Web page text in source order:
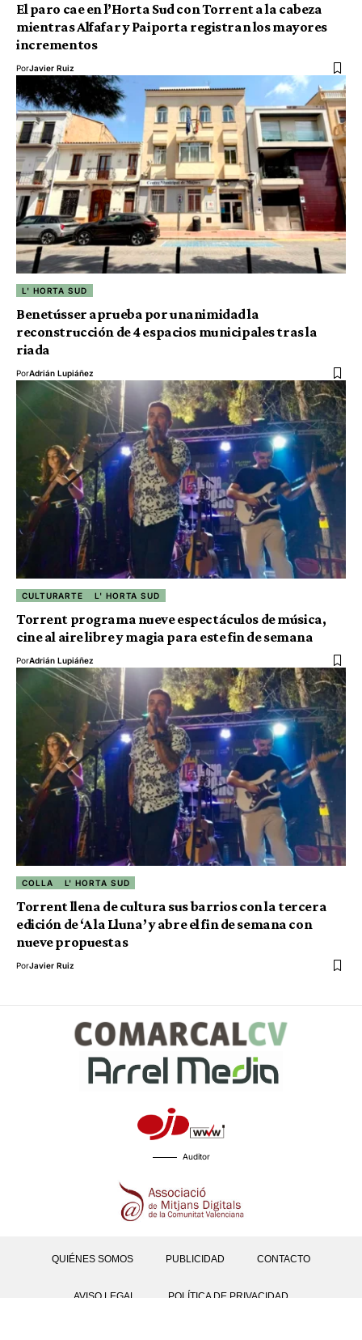
El paro cae en l’Horta Sud con Torrent a la cabeza
mientras Alfafar y Paiporta registran los mayores
incrementos
PorJavier Ruiz
L' HORTA SUD
Benetússer aprueba por unanimidad la
reconstrucción de 4 espacios municipales tras la
riada
PorAdrián Lupiáñez
CULTURARTE L' HORTA SUD
Torrent programa nueve espectáculos de música,
cine al aire libre y magia para este fin de semana
PorAdrián Lupiáñez
COLLA L' HORTA SUD
Torrent llena de cultura sus barrios con la tercera
edición de ‘A la Lluna’ y abre el fin de semana con
nueve propuestas
PorJavier Ruiz
Auditor
QUIÉNES SOMOS PUBLICIDAD CONTACTO
AVISO LEGAL POLÍTICA DE PRIVACIDAD